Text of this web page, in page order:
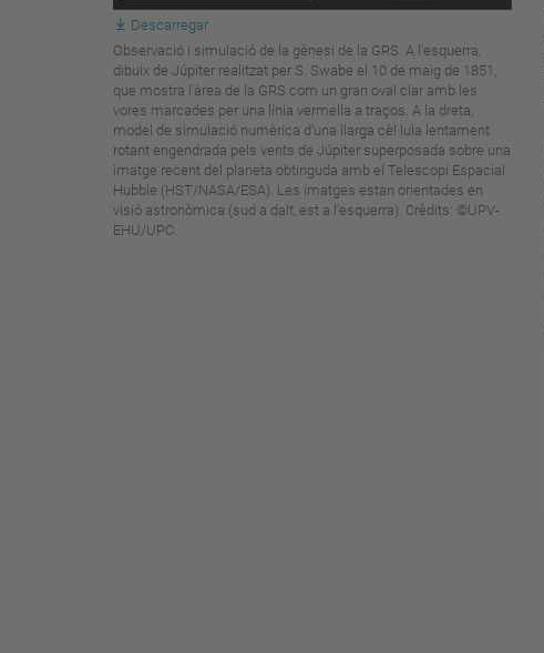
Descarregar
Observació i simulació de la gènesi de la GRS. A l’esquerra,
dibuix de Júpiter realitzat per S. Swabe el 10 de maig de 1851,
que mostra l'àrea de la GRS com un gran oval clar amb les
vores marcades per una línia vermella a traços. A la dreta,
model de simulació numèrica d'una llarga cèl·lula lentament
rotant engendrada pels vents de Júpiter superposada sobre una
imatge recent del planeta obtinguda amb el Telescopi Espacial
Hubble (HST/NASA/ESA). Les imatges estan orientades en
visió astronòmica (sud a dalt, est a l'esquerra). Crèdits: ©UPV-
EHU/UPC.